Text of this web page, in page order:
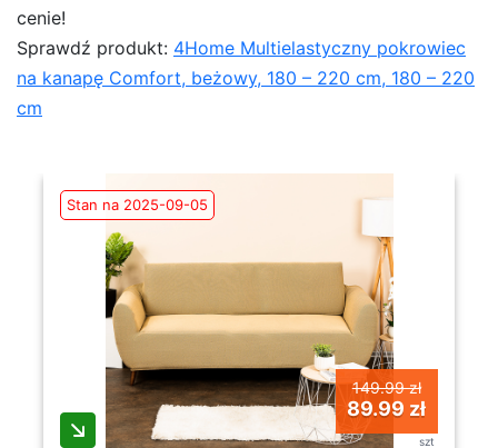
cenie!
Sprawdź produkt: 4Home Multielastyczny pokrowiec
na kanapę Comfort, beżowy, 180 – 220 cm, 180 – 220
cm
Stan na 2025-09-05
149.99 zł
89.99 zł
szt